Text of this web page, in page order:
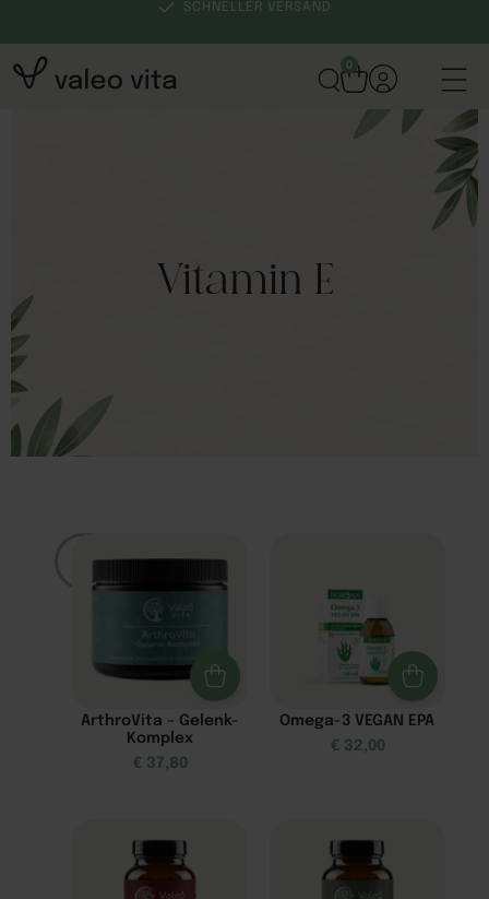
SCHNELLER VERSAND
0
Vitamin E
Filter
ArthroVita – Gelenk-
Komplex
€ 37,80
Omega-3 VEGAN EPA
€ 32,00